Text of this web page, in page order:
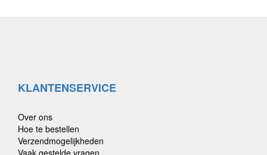
KLANTENSERVICE
Over ons
Hoe te bestellen
Verzendmogelijkheden